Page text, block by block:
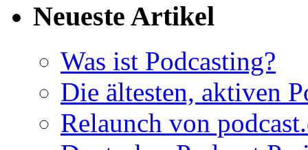
Neueste Artikel
Was ist Podcasting?
Die ältesten, aktiven
Relaunch von